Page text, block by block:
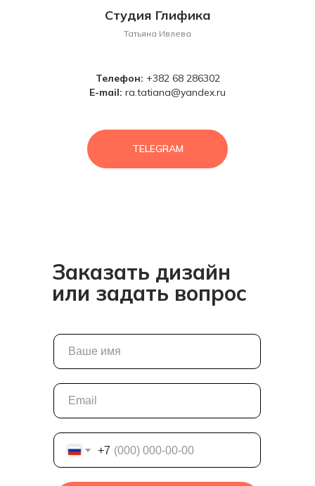
Студия Глифика
Телефон: +382 68 286302
E-mail: ra.tatiana@yandex.ru
Татьяна Ивлева
TELEGRAM
+7
Заказать дизайн
или задать вопрос